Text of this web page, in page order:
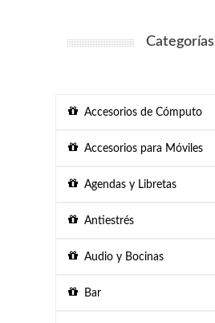
Categorías
Accesorios de Cómputo
Accesorios para Móviles
Agendas y Libretas
Antiestrés
Audio y Bocinas
Bar